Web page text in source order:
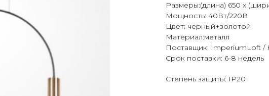
Размеры:(длина) 650 х
Мощность: 40Вт/220В
Цвет: черный+золотой
Материал:металл
Поставщик: ImperiumLoft /
Срок поставки: 6-8 недель
Степень защиты: IP20